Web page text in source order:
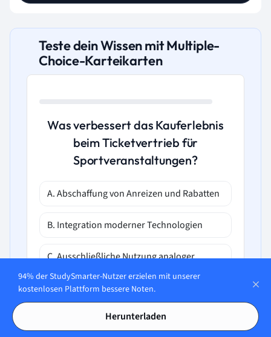
Teste dein Wissen mit Multiple-
Choice-Karteikarten
Was verbessert das Kauferlebnis
beim Ticketvertrieb für
Sportveranstaltungen?
A. Abschaffung von Anreizen und Rabatten
B. Integration moderner Technologien
C. Ausschließliche Nutzung analoger
Methoden
D. Hohe Preise ohne Rabatte
94% der StudySmarter-Nutzer erzielen mit unserer
kostenlosen Plattform bessere Noten.
Herunterladen